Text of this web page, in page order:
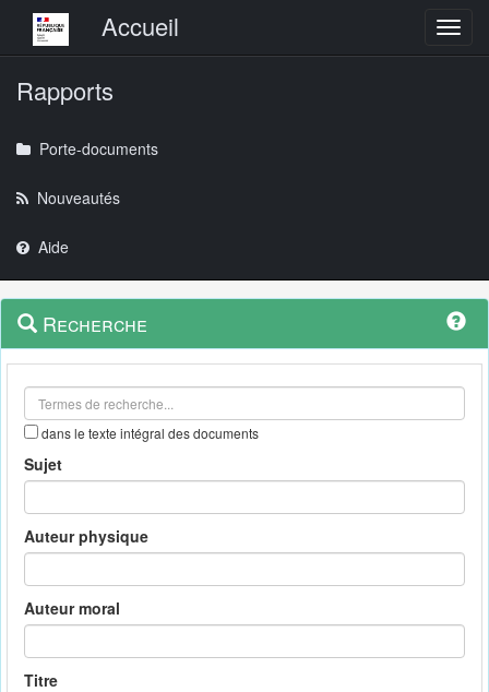
Menu principalAccueil
Rapports
Porte-documents
Nouveautés
Aide
Navigation
outils
Menu
contextuel
Recherche
dans le texte intégral des documents
Sujet
Auteur physique
Auteur moral
Titre